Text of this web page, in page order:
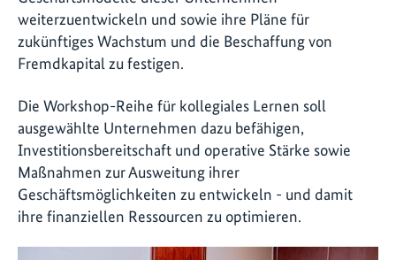
weiterzuentwickeln und sowie ihre Pläne für
zukünftiges Wachstum und die Beschaffung von
Fremdkapital zu festigen.
Die Workshop-Reihe für kollegiales Lernen soll
ausgewählte Unternehmen dazu befähigen,
Investitionsbereitschaft und operative Stärke sowie
Maßnahmen zur Ausweitung ihrer
Geschäftsmöglichkeiten zu entwickeln - und damit
ihre finanziellen Ressourcen zu optimieren.